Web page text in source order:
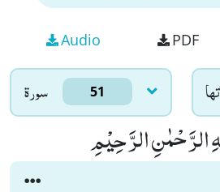
Audio PDF
سورۃ 51
الرَّحْمٰنِ الرَّحِیْمِ